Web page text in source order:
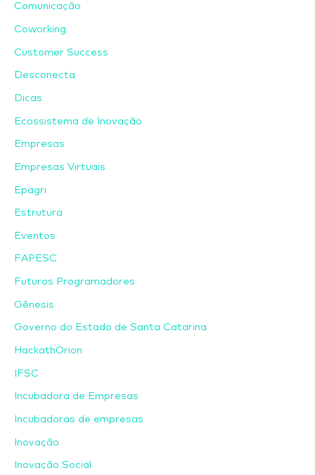
Comunicação
Coworking
Customer Success
Desconecta
Dicas
Ecossistema de Inovação
Empresas
Empresas Virtuais
Epagri
Estrutura
Eventos
FAPESC
Futuros Programadores
Gênesis
Governo do Estado de Santa Catarina
HackathOrion
IFSC
Incubadora de Empresas
Incubadoras de empresas
Inovação
Inovação Social